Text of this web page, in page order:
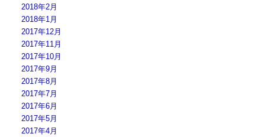
2018年2月
2018年1月
2017年12月
2017年11月
2017年10月
2017年9月
2017年8月
2017年7月
2017年6月
2017年5月
2017年4月